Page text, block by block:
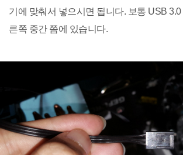
기에 맞춰서 넣으시면 됩니다. 보통 USB
른쪽 중간 쯤에 있습니다.